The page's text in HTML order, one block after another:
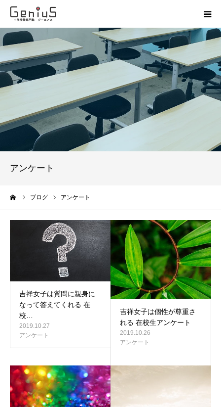
アンケート
ブログ アンケート
吉祥女子は質問に親身に
なって答えてくれる 在
校…
2019.10.27
アンケート
吉祥女子は個性が尊重さ
れる 在校生アンケート
2019.10.26
アンケート
授業
志望校別特訓
模試
お問い合わせ